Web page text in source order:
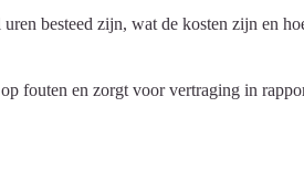
besteed zijn, wat de kosten zijn en
fouten en zorgt voor vertraging in